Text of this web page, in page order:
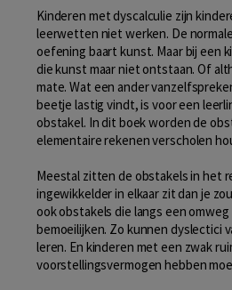
Kinderen met dyscalculie zijn
leerwetten niet werken. De
oefening baart kunst. Maar bij een
die kunst maar niet ontstaan. Of
mate. Wat een ander
beetje lastig vindt, is voor een
obstakel. In dit boek worden de
elementaire rekenen verscholen
Meestal zitten de obstakels in het
ingewikkelder in elkaar zit dan je
ook obstakels die langs een
bemoeilijken. Zo kunnen dyslectici
leren. En kinderen met een zwak
voorstellingsvermogen hebben